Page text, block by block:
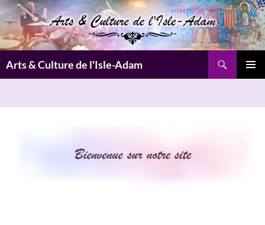
Aller
au
contenu
Arts & Culture de l'Isle-Adam